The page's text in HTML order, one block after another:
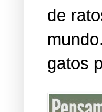
de
gatos